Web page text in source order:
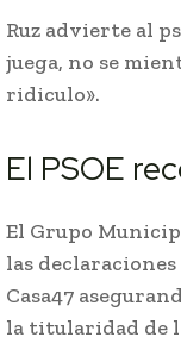
Ruz advierte al
juega, no se
ridiculo».
El PSOE
El Grupo
las declaraciones
Casa47
la titularidad de